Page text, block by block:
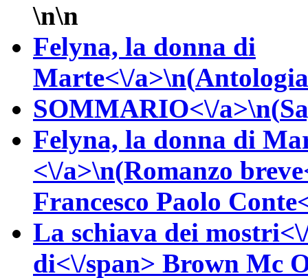
\n\n
Felyna, la donna di
Marte<\/a>\n(
SOMMARIO<\/a>\n(
Felyna, la donna di
<\/a>\n(Romanzo
Francesco Paolo
La schiava dei
di<\/span> Brown Mc